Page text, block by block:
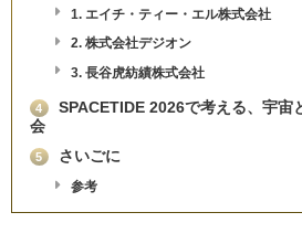
1. エイチ・ティー・エル株式会社
2. 株式会社デジオン
3. 長谷虎紡績株式会社
4
SPACETIDE 2026で考える、宇宙
会
5 さいごに
参考